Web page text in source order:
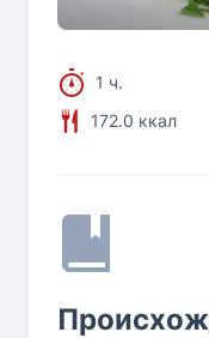
1 ч.
172.0 ккал